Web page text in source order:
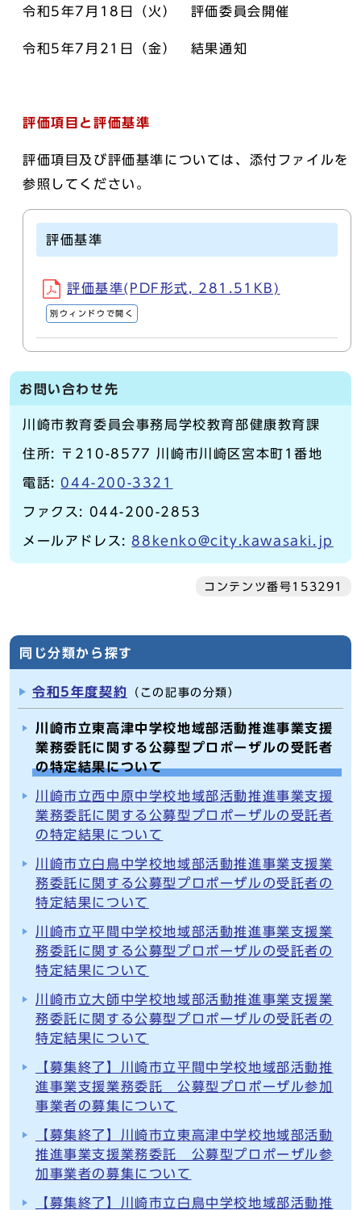
令和5年7月18日（火） 評価委員会開催
令和5年7月21日（金） 結果通知
評価項目と評価基準
評価項目及び評価基準については、添付ファイルを
参照してください。
評価基準
評価基準(PDF形式, 281.51KB)
別ウィンドウで開く
お問い合わせ先
川崎市教育委員会事務局学校教育部健康教育課
住所: 〒210-8577 川崎市川崎区宮本町1番地
電話: 044-200-3321
ファクス: 044-200-2853
メールアドレス:88kenko@city.kawasaki.jp
コンテンツ番号153291
同じ分類から探す
令和5年度契約 （この記事の分類）
川崎市立東高津中学校地域部活動推進事業支援
業務委託に関する公募型プロポーザルの受託者
の特定結果について
川崎市立西中原中学校地域部活動推進事業支援
業務委託に関する公募型プロポーザルの受託者
の特定結果について
川崎市立白鳥中学校地域部活動推進事業支援業
務委託に関する公募型プロポーザルの受託者の
特定結果について
川崎市立平間中学校地域部活動推進事業支援業
務委託に関する公募型プロポーザルの受託者の
特定結果について
川崎市立大師中学校地域部活動推進事業支援業
務委託に関する公募型プロポーザルの受託者の
特定結果について
【募集終了】川崎市立平間中学校地域部活動推
進事業支援業務委託 公募型プロポーザル参加
事業者の募集について
【募集終了】川崎市立東高津中学校地域部活動
推進事業支援業務委託 公募型プロポーザル参
加事業者の募集について
【募集終了】川崎市立白鳥中学校地域部活動推